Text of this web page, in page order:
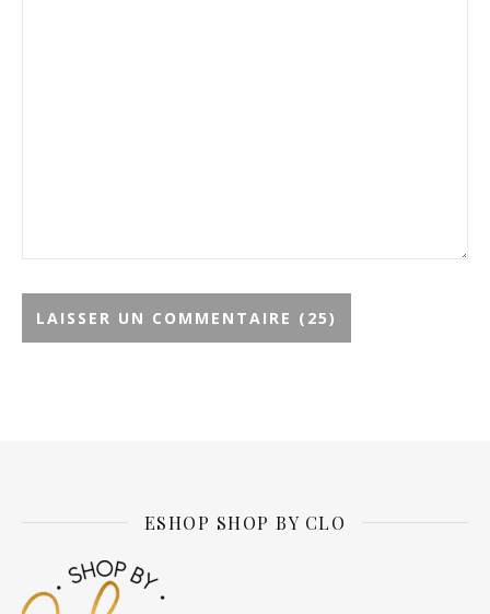
ESHOP SHOP BY CLO